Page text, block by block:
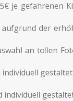
je gefahrenen
der
an tollen
gestaltet.
individuell